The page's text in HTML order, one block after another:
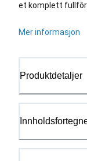
et komplett fullfôr
Mer informasjon
Produktdetaljer